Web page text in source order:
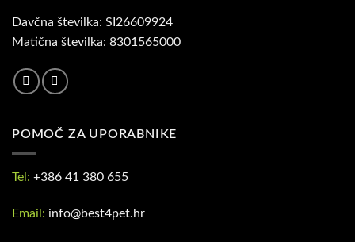
Davčna številka: SI26609924
Matična številka: 8301565000
POMOČ ZA UPORABNIKE
Tel: +386 41 380 655
Email: info@best4pet.hr